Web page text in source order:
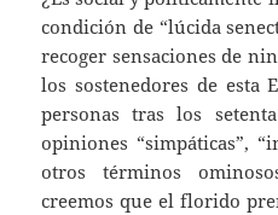
condición de “lúcida
recoger sensaciones de
los sostenedores de esta
personas tras los
opiniones “simpáticas”,
otros términos
creemos que el florido